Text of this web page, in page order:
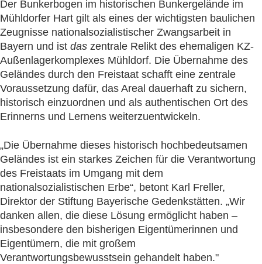
Der Bunkerbogen im historischen Bunkergelände im
Mühldorfer Hart gilt als eines der wichtigsten baulichen
Zeugnisse nationalsozialistischer Zwangsarbeit in
Bayern und ist das zentrale Relikt des ehemaligen KZ-
Außenlagerkomplexes Mühldorf. Die Übernahme des
Geländes durch den Freistaat schafft eine zentrale
Voraussetzung dafür, das Areal dauerhaft zu sichern,
historisch einzuordnen und als authentischen Ort des
Erinnerns und Lernens weiterzuentwickeln.
„Die Übernahme dieses historisch hochbedeutsamen
Geländes ist ein starkes Zeichen für die Verantwortung
des Freistaats im Umgang mit dem
nationalsozialistischen Erbe“, betont Karl Freller,
Direktor der Stiftung Bayerische Gedenkstätten. „Wir
danken allen, die diese Lösung ermöglicht haben –
insbesondere den bisherigen Eigentümerinnen und
Eigentümern, die mit großem
Verantwortungsbewusstsein gehandelt haben."